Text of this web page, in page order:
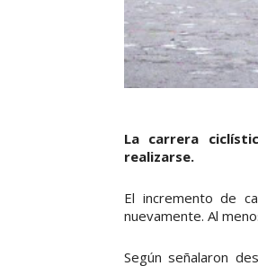
La carrera
realizarse.
El incremento de
nuevamente. Al
Según señalaron